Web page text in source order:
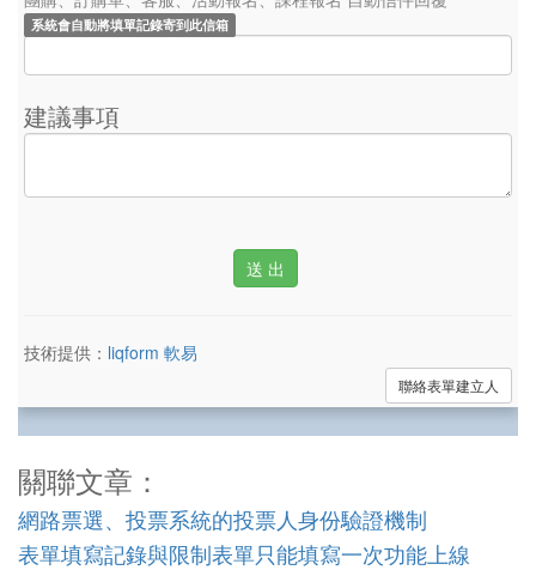
關聯文章：
網路票選、投票系統的投票人身份驗證機制
表單填寫記錄與限制表單只能填寫一次功能上線